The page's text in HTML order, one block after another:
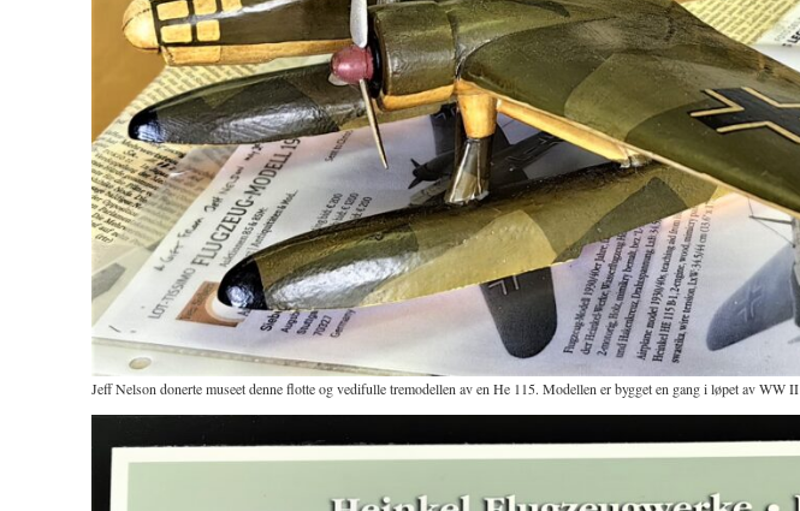
Jeff Nelson donerte museet denne flotte og vedifulle tremodellen av en He 115. Modellen er bygget en gang i løpet av WW II